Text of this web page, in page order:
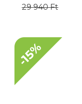
29 940 Ft
-15%